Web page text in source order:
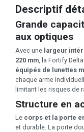
Descriptif
Grande
aux optiques
Avec une largeur
220 mm , la Fortify
équipés de lunettes
chaque arme
limitant les risques de
Structure en
Le corps et la porte
et durable. La porte